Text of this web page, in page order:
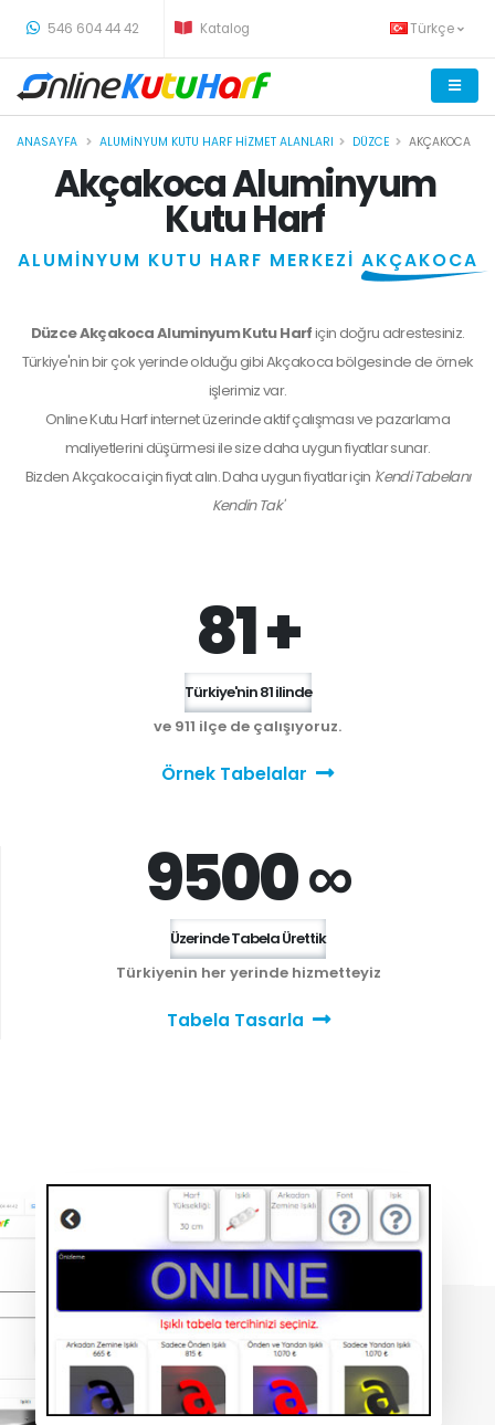
546 604 44 42 Katalog Türkçe
ANASAYFA ALUMINYUM KUTU HARF HIZMET ALANLARI DÜZCE AKÇAKOCA
Akçakoca Aluminyum
Kutu Harf
ALUMİNYUM KUTU HARF MERKEZİ AKÇAKOCA
Düzce Akçakoca Aluminyum Kutu Harfiçin doğru adrestesiniz.
Türkiye'nin bir çok yerinde olduğu gibi Akçakoca bölgesinde de örnek
işlerimiz var.
Online Kutu Harf internet üzerinde aktif çalışması ve pazarlama
maliyetlerini düşürmesi ile size daha uygun fiyatlar sunar.
BizdenAkçakocaiçin fiyat alın. Daha uygun fiyatlar için 'Kendi Tabelanı
Kendin Tak'
81 +
Türkiye'nin 81 ilinde
ve 911 ilçe de çalışıyoruz.
Örnek Tabelalar
9500 ∞
Üzerinde Tabela Ürettik
Türkiyenin her yerinde hizmetteyiz
Tabela Tasarla